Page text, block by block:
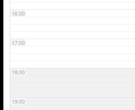
16:00
17:00
18:00
19:00